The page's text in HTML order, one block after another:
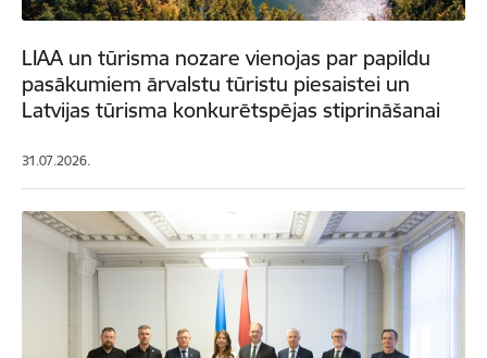
LIAA un tūrisma nozare vienojas par papildu
pasākumiem ārvalstu tūristu piesaistei un
Latvijas tūrisma konkurētspējas stiprināšanai
31.07.2026.